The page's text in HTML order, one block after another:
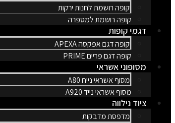
קופה רושמת לחנות ירקות
קופה רושמת למספרה
דגמי קופות
קופה דגם אפקסה APEXA
קופה דגם פריים PRIME
מסופוני אשראי
מסוף אשראי נייח A80
מסוף אשראי נייד A920
ציוד נילווה
מדפסת מדבקות